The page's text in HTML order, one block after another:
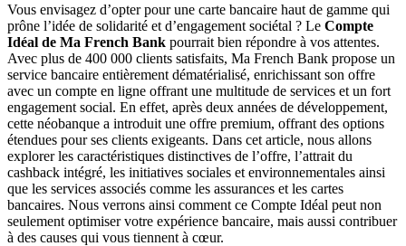
Vous envisagez d’opter pour une carte bancaire haut de gamme qui
prône l’idée de solidarité et d’engagement sociétal ? Le Compte
Idéal de Ma French Bank pourrait bien répondre à vos attentes.
Avec plus de 400 000 clients satisfaits, Ma French Bank propose un
service bancaire entièrement dématérialisé, enrichissant son offre
avec un compte en ligne offrant une multitude de services et un fort
engagement social. En effet, après deux années de développement,
cette néobanque a introduit une offre premium, offrant des options
étendues pour ses clients exigeants. Dans cet article, nous allons
explorer les caractéristiques distinctives de l’offre, l’attrait du
cashback intégré, les initiatives sociales et environnementales ainsi
que les services associés comme les assurances et les cartes
bancaires. Nous verrons ainsi comment ce Compte Idéal peut non
seulement optimiser votre expérience bancaire, mais aussi contribuer
à des causes qui vous tiennent à cœur.